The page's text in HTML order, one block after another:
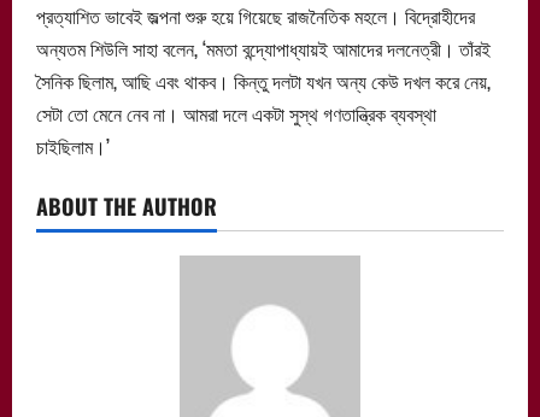
প্রত্যাশিত ভাবেই জল্পনা শুরু হয়ে গিয়েছে রাজনৈতিক মহলে। বিদ্রোহীদের
অন্যতম শিউলি সাহা বলেন, ‘মমতা বন্দ্যোপাধ্যায়ই আমাদের দলনেত্রী। তাঁরই
সৈনিক ছিলাম, আছি এবং থাকব। কিন্তু দলটা যখন অন্য কেউ দখল করে নেয়,
সেটা তো মেনে নেব না। আমরা দলে একটা সুস্থ গণতান্ত্রিক ব্যবস্থা
চাইছিলাম।’
ABOUT THE AUTHOR